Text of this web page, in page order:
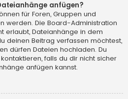
anfügen?
für Foren, Gruppen und
werden. Die Board-Administration
erlaubt, Dateianhänge in dem
deinen Beitrag verfassen möchtest,
dürfen Dateien hochladen. Du
falls du dir nicht sicher
anfügen kannst.